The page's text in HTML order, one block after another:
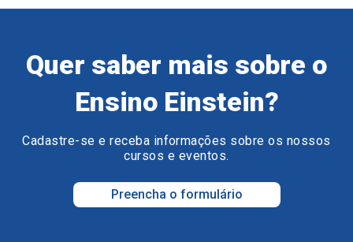
Quer saber mais sobre o
Ensino Einstein?
Cadastre-se e receba informações sobre os nossos
cursos e eventos.
Preencha o formulário